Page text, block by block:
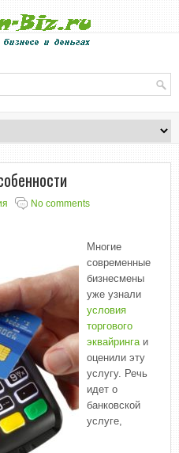
No comments
Многие
современные
бизнесмены
уже узнали
условия
торгового
эквайрингаи
оценили эту
услугу. Речь
идет о
банковской
услуге,